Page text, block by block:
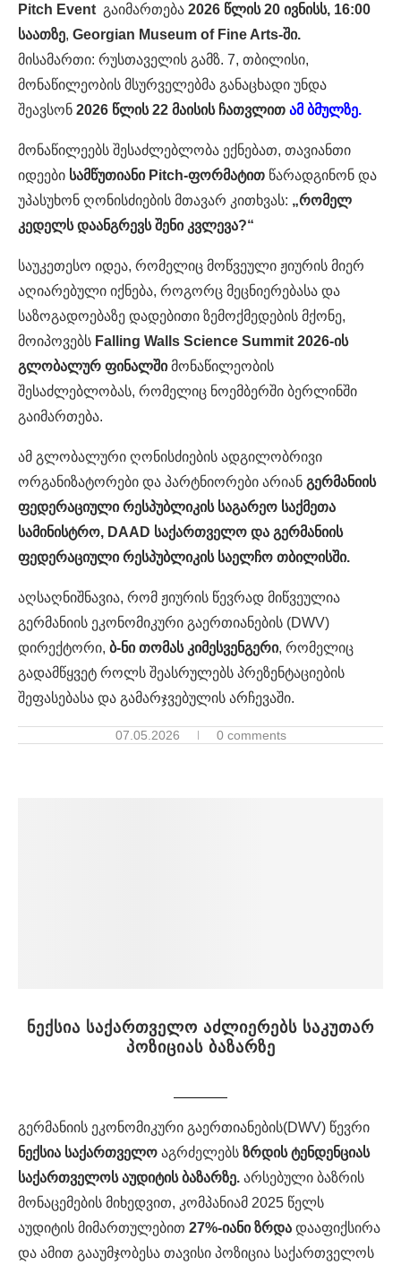
Pitch Event გაიმართება 2026 წლის 20 ივნისს, 16:00
საათზე, Georgian Museum of Fine Arts-ში.
მისამართი: რუსთაველის გამზ. 7, თბილისი,
მონაწილეობის მსურველებმა განაცხადი უნდა
შეავსონ 2026 წლის 22 მაისის ჩათვლით ამ ბმულზე.
მონაწილეებს შესაძლებლობა ექნებათ, თავიანთი
იდეები სამწუთიანი Pitch-ფორმატით წარადგინონ და
უპასუხონ ღონისძიების მთავარ კითხვას: „რომელ
კედელს დაანგრევს შენი კვლევა?“
საუკეთესო იდეა, რომელიც მოწვეული ჟიურის მიერ
აღიარებული იქნება, როგორც მეცნიერებასა და
საზოგადოებაზე დადებითი ზემოქმედების მქონე,
მოიპოვებს Falling Walls Science Summit 2026-ის
გლობალურ ფინალშიმონაწილეობის
შესაძლებლობას, რომელიც ნოემბერში ბერლინში
გაიმართება.
ამ გლობალური ღონისძიების ადგილობრივი
ორგანიზატორები და პარტნიორები არიან გერმანიის
ფედერაციული რესპუბლიკის საგარეო საქმეთა
სამინისტრო, DAAD საქართველო და გერმანიის
ფედერაციული რესპუბლიკის საელჩო თბილისში.
აღსაღნიშნავია, რომ ჟიურის წევრად მიწვეულია
გერმანიის ეკონომიკური გაერთიანების (DWV)
დირექტორი, ბ-ნი თომას კიმესვენგერი, რომელიც
გადამწყვეტ როლს შეასრულებს პრეზენტაციების
შეფასებასა და გამარჯვებულის არჩევაში.
07.05.2026 0 comments
ნექსია საქართველო აძლიერებს საკუთარ
პოზიციას ბაზარზე
გერმანიის ეკონომიკური გაერთიანების(DWV) წევრი
ნექსია საქართველო აგრძელებს ზრდისტენდენციას
საქართველოსაუდიტისბაზარზე. არსებული ბაზრის
მონაცემების მიხედვით, კომპანიამ 2025 წელს
აუდიტის მიმართულებით 27%-იანიზრდა დააფიქსირა
და ამით გააუმჯობესა თავისი პოზიცია საქართველოს